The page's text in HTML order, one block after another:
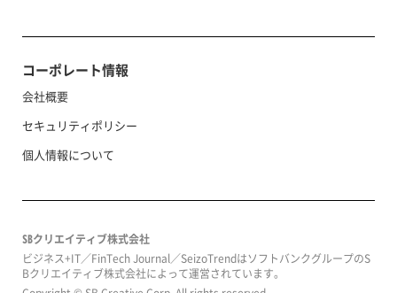
コーポレート情報
会社概要
セキュリティポリシー
個人情報について
SBクリエイティブ株式会社
ビジネス+IT／FinTech Journal／SeizoTrendはソフトバンクグループのS
Bクリエイティブ株式会社によって運営されています。